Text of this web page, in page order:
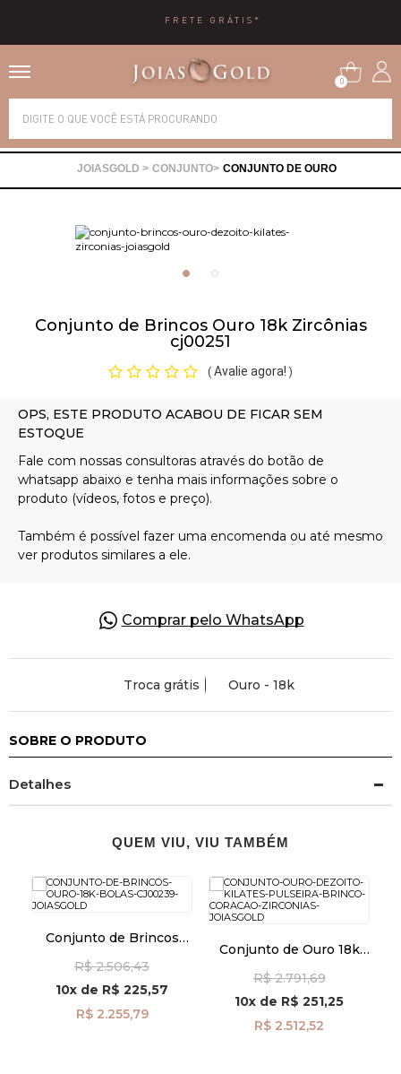
FRETE GRÁTIS*
0
CONJUNTO CONJUNTO DE OURO
Conjunto de Brincos Ouro 18k Zircônias
cj00251
( Avalie agora! )
Comprar pelo WhatsApp
Troca grátis Ouro - 18k
SOBRE O PRODUTO
Detalhes
QUEM VIU, VIU TAMBÉM
Conjunto de Brincos
R$ 2.506,43
10x de R$ 225,57
R$ 2.255,79
Conjunto de Ouro 18k
Coração com Zircônias
cj00246
R$ 2.791,69
10x de R$ 251,25
R$ 2.512,52
Alianças
Brincos
Piercing
Pedras Preciosas
Presente